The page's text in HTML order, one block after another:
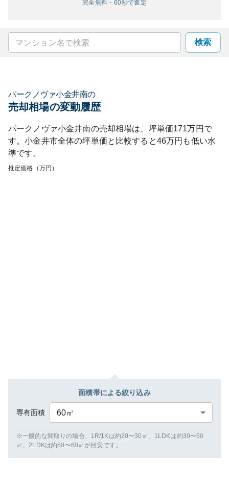
完全無料・60秒で査定
検索
パークノヴァ小金井南の
売却相場の変動履歴
パークノヴァ小金井南の売却相場は、坪単価171万円で
す。小金井市全体の坪単価と比較すると46万円も低い水
準です。
推定価格（万円）
面積帯による絞り込み
専有面積 60㎡
※一般的な間取りの場合、1R/1Kは約20〜30㎡、1LDKは約30〜50
㎡、2LDKは約50〜60㎡が目安です。